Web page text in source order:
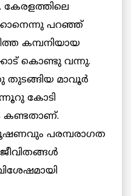
കേരളത്തിലെ
പറഞ്ഞ്
കമ്പനിയായ
കൊണ്ടു വന്നു.
തുടങ്ങിയ മാവൂര്‍
കോടി
കണ്ടതാണ്.
പരമ്പരാഗത